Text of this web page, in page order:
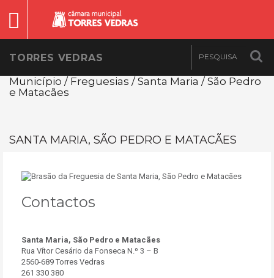
TORRES VEDRAS
Município / Freguesias / Santa Maria / São Pedro
e Matacães
SANTA MARIA, SÃO PEDRO E MATACÃES
Contactos
Santa Maria, São Pedro e Matacães
Rua Vítor Cesário da Fonseca N.º 3 – B
2560-689 Torres Vedras
261 330 380